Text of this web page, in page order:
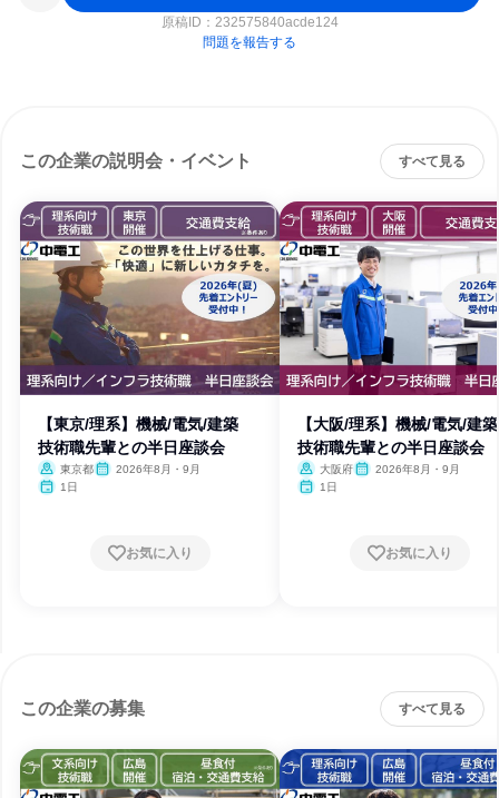
原稿ID： 232575840acde124
問題を報告する
この企業の説明会・イベント すべて見る
【東京/理系】機械/電気/建築
技術職先輩との半日座談会
東京都
2026年8月・9月
1日
お気に入り
【大阪/理系】機械/電気/
技術職先輩との半日座談会
大阪府
2026年8月・9月
1日
お気に入り
この企業の募集 すべて見る